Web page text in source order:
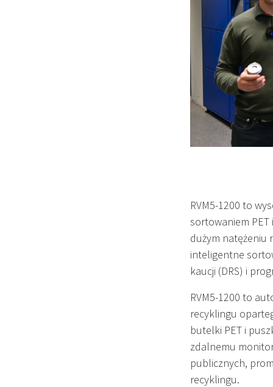
RVM5-1200 to
sortowaniem
dużym natężeniu
inteligentne
kaucji (DRS) i
RVM5-1200 to
recyklingu
butelki PET i
zdalnemu
publicznych,
recyklingu.